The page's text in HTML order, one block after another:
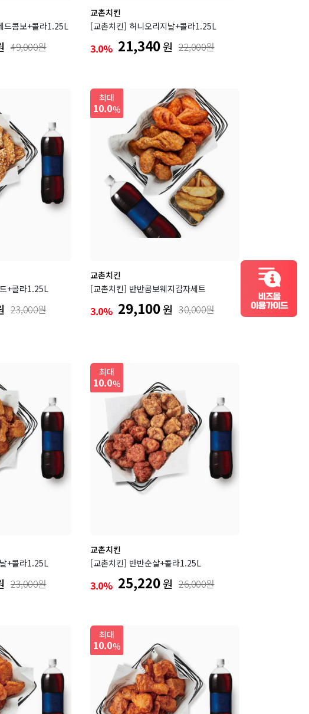
드콤보+콜라1.25L
49,000원
교촌치킨
[교촌치킨] 허니오리지날+콜라1.25L
3.0% 21,340원 22,000원
+콜라1.25L
23,000원
최대
10.0%
교촌치킨
[교촌치킨] 반반콤보웨지감자세트
3.0% 29,100원 30,000원
+콜라1.25L
23,000원
최대
10.0%
교촌치킨
[교촌치킨] 반반순살+콜라1.25L
3.0% 25,220원 26,000원
최대
10.0%